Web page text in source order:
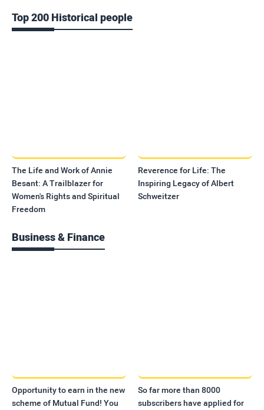
Top 200 Historical people
The Life and Work of Annie
Besant: A Trailblazer for
Women's Rights and Spiritual
Freedom
Reverence for Life: The
Inspiring Legacy of Albert
Schweitzer
Business & Finance
Opportunity to earn in the new
scheme of Mutual Fund! You
So far more than 8000
subscribers have applied for